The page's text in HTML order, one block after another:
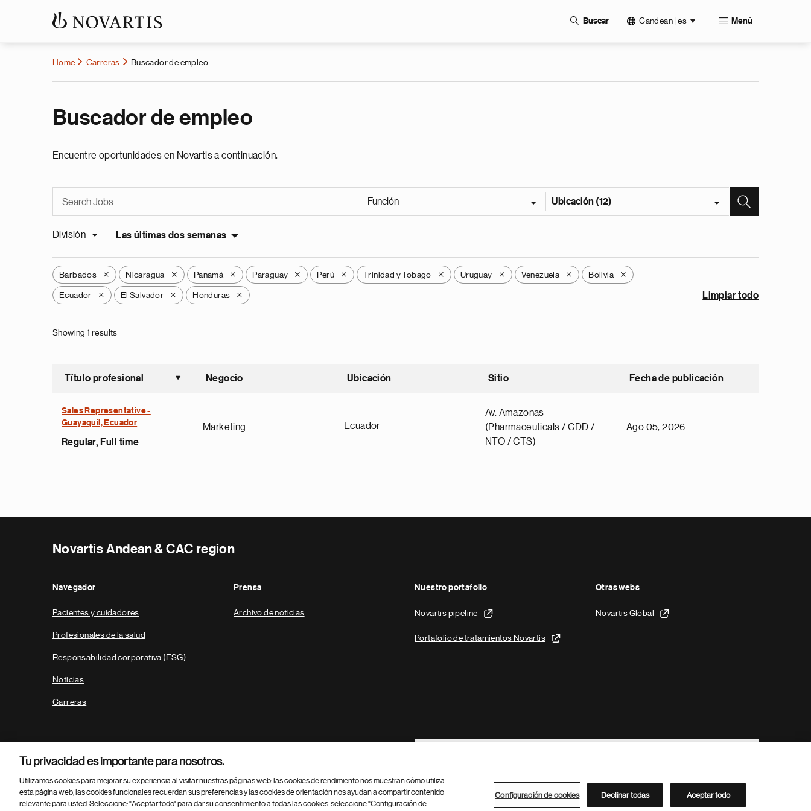
Buscar Candean | es Menú
Home Carreras Buscador de empleo
Buscador de empleo
Encuentre oportunidades en Novartis a continuación.
Función Ubicación (12)
División Las últimas dos semanas
Barbados X Nicaragua X Panamá X Paraguay X Perú X Trinidad y Tobago X Uruguay X Venezuela X Bolivia X
Ecuador X El Salvador X Honduras X Limpiar todo
Showing 1 results
Título profesional
Ordenar ascendente
Negocio Ubicación Sitio Fecha de publicación
Sales Representative -
Guayaquil, Ecuador
Regular, Full time
Marketing Ecuador
Av. Amazonas
(Pharmaceuticals / GDD /
NTO / CTS)
Ago 05, 2026
Novartis Andean & CAC region
Navegador
Pacientes y cuidadores
Profesionales de la salud
Responsabilidad corporativa (ESG)
Noticias
Carreras
Prensa
Archivo de noticias
Nuestro portafolio
Novartis pipeline
Portafolio de tratamientos Novartis
Otras webs
Novartis Global
Footer Site Search
Parte
© 2026 Novartis AG Directorio de Novartis
Tu privacidad es importante para nosotros.
Utilizamos cookies para mejorar su experiencia al visitar nuestras páginas web: las cookies de rendimiento nos muestran cómo utiliza
esta página web, las cookies funcionales recuerdan sus preferencias y las cookies de orientación nos ayudan a compartir contenido
relevante para usted. Seleccione: "Aceptar todo" para dar su consentimiento a todas las cookies, seleccione "Configuración de
Configuración de cookies Declinar todas Aceptar todo